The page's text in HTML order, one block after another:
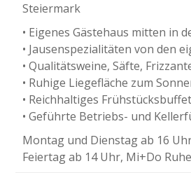
Steiermark
• Eigenes Gästehaus mitten in
• Jausenspezialitäten von den
• Qualitätsweine, Säfte,
• Ruhige Liegefläche zum
• Reichhaltiges Frühstücksbuffet
• Geführte Betriebs- und
Montag und Dienstag ab 16
Feiertag ab 14 Uhr, Mi+Do